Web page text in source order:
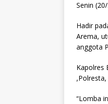
Senin
Hadir
Arema,
anggota
Kapolres
“Lomba